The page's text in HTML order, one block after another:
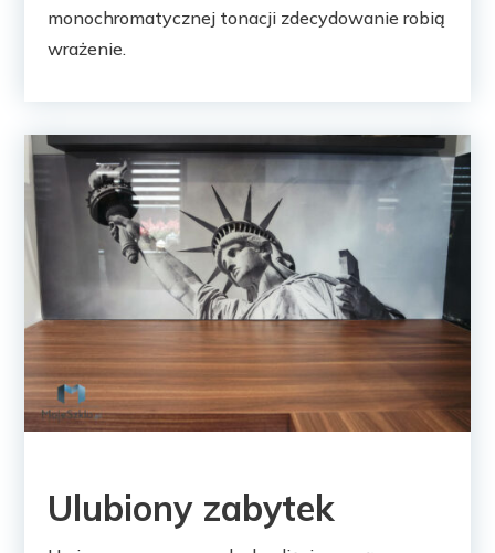
monochromatycznej tonacji zdecydowanie robią
wrażenie.
Ulubiony zabytek